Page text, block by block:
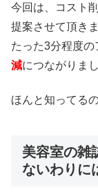
今回は、コスト
提案させて頂きま
たった3分程度の
減につながりまし
ほんと知ってる
美容室の雑
ないわりに